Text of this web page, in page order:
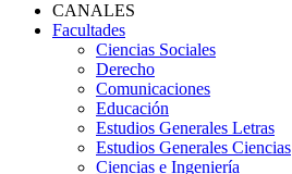
CANALES
Facultades
Ciencias Sociales
Derecho
Comunicaciones
Educación
Estudios Generales Letras
Estudios Generales Ciencias
Ciencias e Ingeniería